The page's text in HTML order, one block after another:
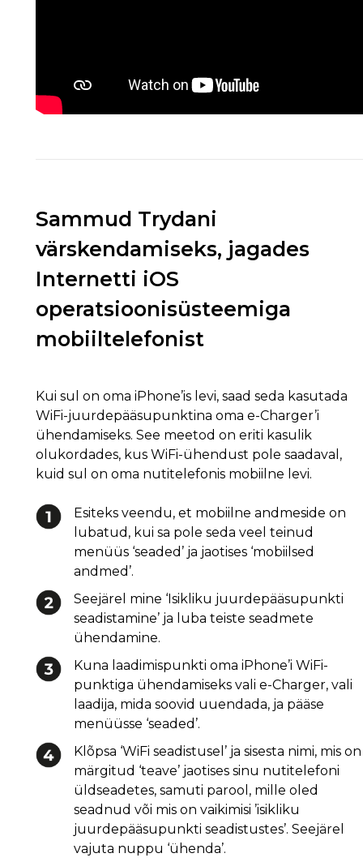
Sammud Trydani
värskendamiseks, jagades
Internetti iOS
operatsioonisüsteemiga
mobiiltelefonist
Kui sul on oma iPhone’is levi, saad seda kasutada
WiFi-juurdepääsupunktina oma e-Charger’i
ühendamiseks. See meetod on eriti kasulik
olukordades, kus WiFi-ühendust pole saadaval,
kuid sul on oma nutitelefonis mobiilne levi.
Esiteks veendu, et mobiilne andmeside on
lubatud, kui sa pole seda veel teinud
menüüs ‘seaded’ ja jaotises ‘mobiilsed
andmed’.
Seejärel mine ‘Isikliku juurdepääsupunkti
seadistamine’ ja luba teiste seadmete
ühendamine.
Kuna laadimispunkti oma iPhone’i WiFi-
punktiga ühendamiseks vali e-Charger, vali
laadija, mida soovid uuendada, ja pääse
menüüsse ‘seaded’.
Klõpsa ‘WiFi seadistusel’ ja sisesta nimi, mis on
märgitud ‘teave’ jaotises sinu nutitelefoni
üldseadetes, samuti parool, mille oled
seadnud või mis on vaikimisi ’isikliku
juurdepääsupunkti seadistustes’. Seejärel
vajuta nuppu ‘ühenda’.